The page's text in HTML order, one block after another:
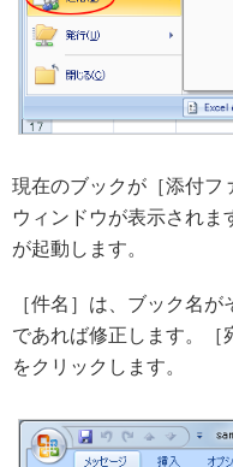
現在のブックが［添付フ
ウィンドウが表示されま
が起動します。
［件名］は、ブック名
であれば修正します。［
をクリックします。